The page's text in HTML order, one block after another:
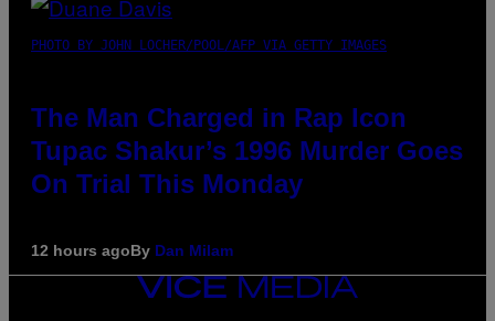
PHOTO BY JOHN LOCHER/POOL/AFP VIA GETTY IMAGES
The Man Charged in Rap Icon
Tupac Shakur’s 1996 Murder Goes
On Trial This Monday
12 hours agoBy Dan Milam
VICE
MEDIA